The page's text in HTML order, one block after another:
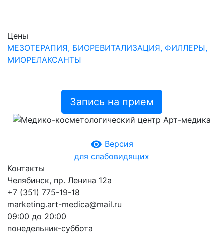
Цены
МЕЗОТЕРАПИЯ, БИОРЕВИТАЛИЗАЦИЯ, ФИЛЛЕРЫ,
МИОРЕЛАКСАНТЫ
Запись на прием
remove_red_eye Версия
для слабовидящих
Контакты
Челябинск, пр. Ленина 12a
+7 (351) 775-19-18
marketing.art-medica@mail.ru
09:00 до 20:00
понедельник-суббота